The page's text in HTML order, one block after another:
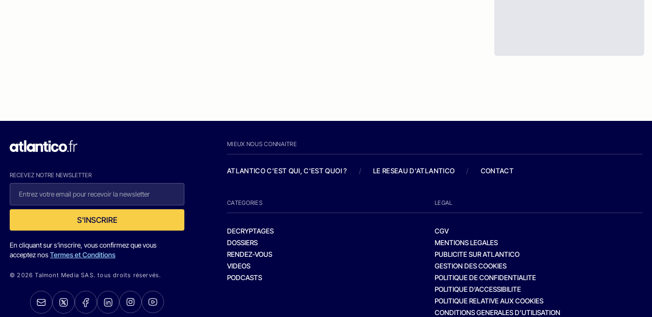
RECEVEZ NOTRE NEWSLETTER
S'INSCRIRE
En cliquant sur s'inscrire, vous confirmez que vous
acceptez nosTermes et Conditions
© 2026 Talmont Media SAS. tous droits réservés.
MIEUX NOUS CONNAITRE
ATLANTICO C'EST QUI, C'EST QUOI ? / LE RESEAU D'ATLANTICO / CONTACT
CATEGORIES
DECRYPTAGES
DOSSIERS
RENDEZ-VOUS
VIDEOS
PODCASTS
LEGAL
CGV
MENTIONS LEGALES
PUBLICITE SUR ATLANTICO
GESTION DES COOKIES
POLITIQUE DE CONFIDENTIALITE
POLITIQUE D’ACCESSIBILITE
POLITIQUE RELATIVE AUX COOKIES
CONDITIONS GENERALES D’UTILISATION